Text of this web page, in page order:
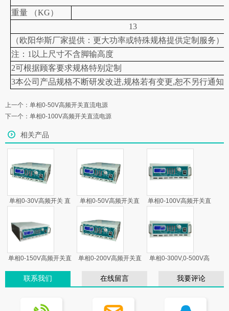
重量 （KG）
13
（欧阳华斯厂家提供： 更大功率或特殊规格提供定制服务）
注：1以上尺寸不含脚输高度
2可根据顾客要求规格特别定制
3本公司产品规格不断研发改进,规格若有变更,恕不另行通知
上一个： 单相0-50V高频开关直流电源
下一个： 单相0-100V高频开关直流电源
相关产品
单相0-30V高频开关 直
单相0-50V高频开关直
单相0-100V高频开关直
单相0-150V高频开关直
单相0-200V高频开关直
单相0-300V,0-500V高
联系我们 在线留言 我要评论